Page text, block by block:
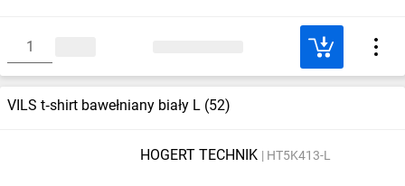
VILS t‑shirt bawełniany biały L (52)
HOGERT TECHNIK HT5K413-L